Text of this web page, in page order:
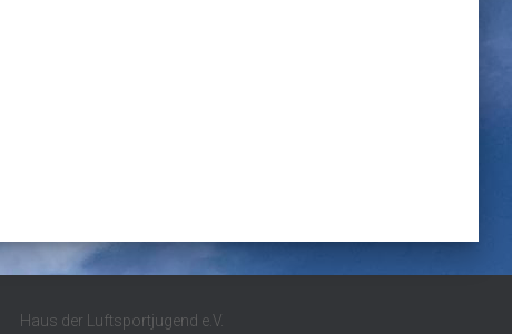
Haus der Luftsportjugend e.V.